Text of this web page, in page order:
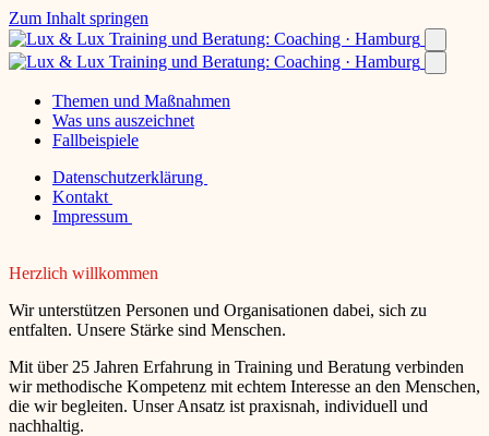
Zum Inhalt springen
Themen und Maßnahmen
Was uns auszeichnet
Fallbeispiele
Datenschutzerklärung
Kontakt
Impressum
Herzlich willkommen
Wir unterstützen Personen und Organisationen dabei, sich zu
entfalten. Unsere Stärke sind Menschen.
Mit über 25 Jahren Erfahrung in Training und Beratung verbinden
wir methodische Kompetenz mit echtem Interesse an den Menschen,
die wir begleiten. Unser Ansatz ist praxisnah, individuell und
nachhaltig.